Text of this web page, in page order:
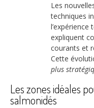
Les
techniques
l’expérience
expliquent
courants et
Cette
plus
Les zones idéales
salmonidés